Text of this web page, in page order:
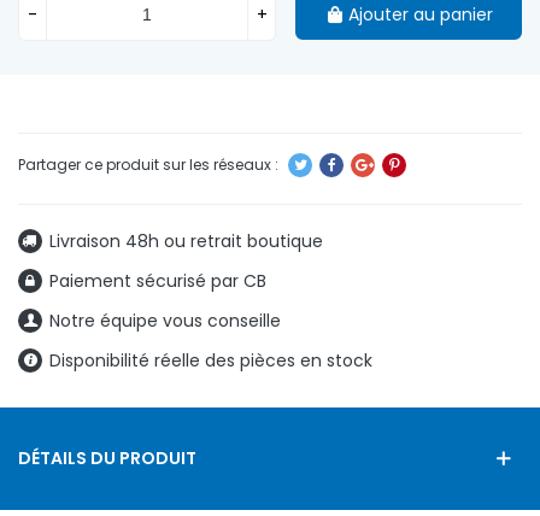
Livraison 48h ou retrait boutique
Paiement sécurisé par CB
Notre équipe vous conseille
Disponibilité réelle des pièces en stock
- + Ajouter au panier
DÉTAILS DU PRODUIT